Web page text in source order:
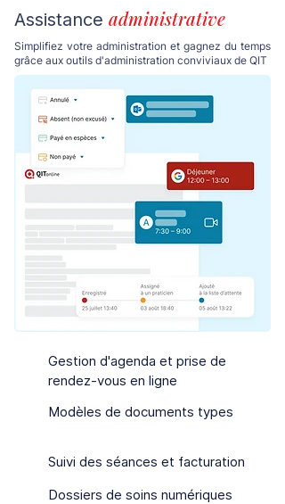
Assistance administrative
Simplifiez votre administration et gagnez du temps
grâce aux outils d'administration conviviaux de QIT
Gestion d'agenda et prise de
rendez-vous en ligne
Modèles de documents types
Suivi des séances et facturation
Dossiers de soins numériques